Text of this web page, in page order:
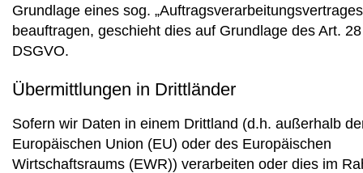
Grundlage eines sog.
beauftragen, geschieht dies auf Grundlage des Art. 28
DSGVO.
Übermittlungen in Drittländer
Sofern wir Daten in einem Drittland (d.h. außerhalb
Europäischen Union (EU) oder des Europäischen
Wirtschaftsraums (EWR)) verarbeiten oder dies im